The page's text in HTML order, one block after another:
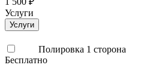
Услуги
Услуги
Полировка 1 сторона
Бесплатно